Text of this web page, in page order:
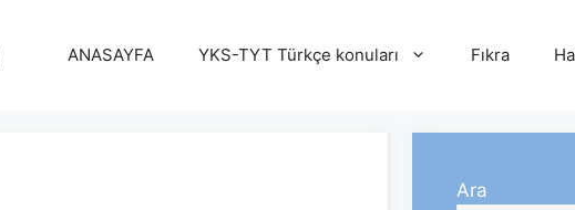
ANASAYFA YKS-TYT Türkçe konuları Fıkra
Ara